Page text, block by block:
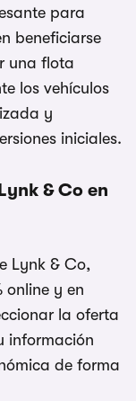
para
beneficiarse
una flota
los vehículos
y
iniciales.
& Co en
Lynk & Co,
online y en
la oferta
información
de forma